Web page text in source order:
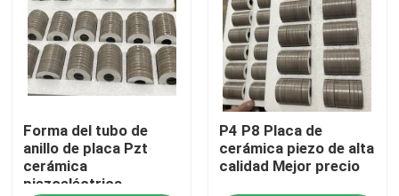
Control de calidad
Éntrenos en contacto con
Pida una cita
transductor ultrasónico de limpieza
Forma del tubo de
anillo de placa Pzt
cerámica
piezoeléctrica
P4 P8 Placa de
cerámica piezo de alta
calidad Mejor precio